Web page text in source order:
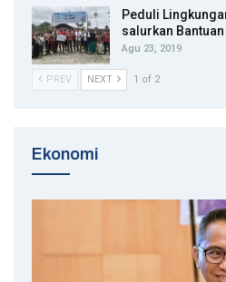
Peduli
salurkan
Agu 23, 2019
PREV NEXT 1 of 2
Ekonomi